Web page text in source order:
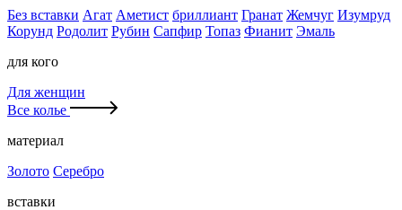
Без вставки Агат Аметист бриллиант Гранат Жемчуг Изумруд
Корунд Родолит Рубин Сапфир Топаз Фианит Эмаль
для кого
Для женщин
Все колье
материал
Золото Серебро
вставки